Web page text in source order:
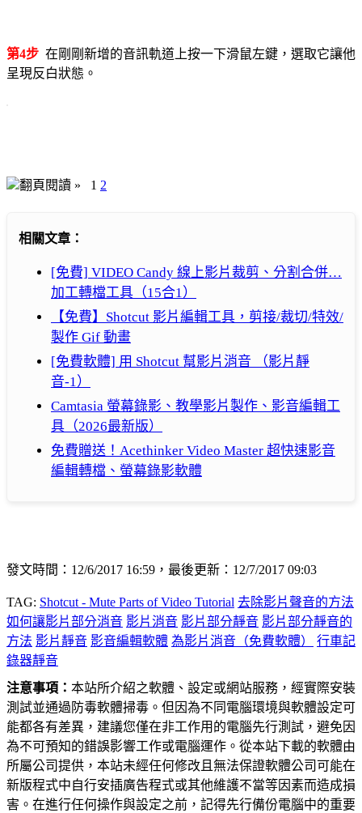
第4步 在剛剛新增的音訊軌道上按一下滑鼠左鍵，選取它讓他
呈現反白狀態。
翻頁閱讀 » 1 2
相關文章：
[免費] VIDEO Candy 線上影片裁剪、分割合併…
加工轉檔工具（15合1）
【免費】Shotcut 影片編輯工具，剪接/裁切/特效/
製作 Gif 動畫
[免費軟體] 用 Shotcut 幫影片消音 （影片靜
音-1）
Camtasia 螢幕錄影、教學影片製作、影音編輯工
具（2026最新版）
免費贈送！Acethinker Video Master 超快速影音
編輯轉檔、螢幕錄影軟體
發文時間：12/6/2017 16:59，最後更新：12/7/2017 09:03
TAG: Shotcut - Mute Parts of Video Tutorial 去除影片聲音的方法
如何讓影片部分消音 影片消音 影片部分靜音 影片部分靜音的
方法 影片靜音 影音編輯軟體 為影片消音（免費軟體）
行車記
錄器靜音
注意事項： 本站所介紹之軟體、設定或網站服務，經實際安裝
測試並通過防毒軟體掃毒。但因為不同電腦環境與軟體設定可
能都各有差異，建議您僅在非工作用的電腦先行測試，避免因
為不可預知的錯誤影響工作或電腦運作。從本站下載的軟體由
所屬公司提供，本站未經任何修改且無法保證軟體公司可能在
新版程式中自行安插廣告程式或其他維護不當等因素而造成損
害。在進行任何操作與設定之前，記得先行備份電腦中的重要